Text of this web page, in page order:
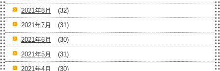
2021年8月
(32)
2021年7月
(31)
2021年6月
(30)
2021年5月
(31)
2021年4月
(30)